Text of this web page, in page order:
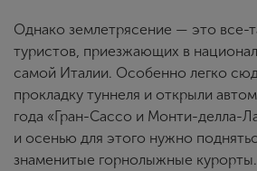
Однако землетрясение — это все-
туристов, приезжающих в
самой Италии. Особенно легко
прокладку туннеля и открыли
года «Гран-Сассо и Монти-делла-
и осенью для этого нужно
знаменитые горнолыжные